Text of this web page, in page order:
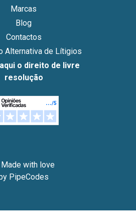
Marcas
Blog
Contactos
Alternativa de Lítigios
o direito de livre
resolução